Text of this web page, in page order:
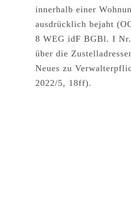
innerhalb einer
ausdrücklich bejaht
8 WEG idF BGBl. I Nr.
über die
Neues zu
2022/5, 18ff).